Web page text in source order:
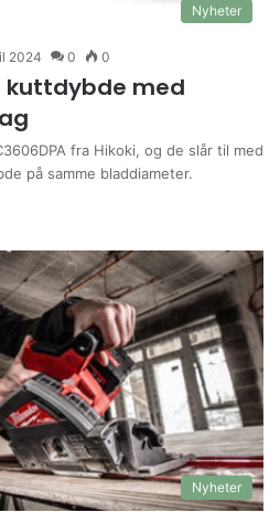
Nyheter
2024 0 0
kuttdybde med
fra Hikoki, og de slår til med
på samme bladdiameter.
Nyheter